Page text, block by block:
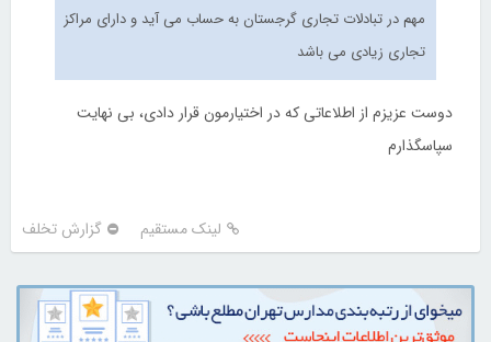
مهم در تبادلات تجاری گرجستان به حساب می آید و دارای مراکز
تجاری زیادی می باشد
دوست عزیزم از اطلاعاتی که در اختیارمون قرار دادی، بی نهایت
سپاسگذارم
لینک مستقیم گزارش تخلف